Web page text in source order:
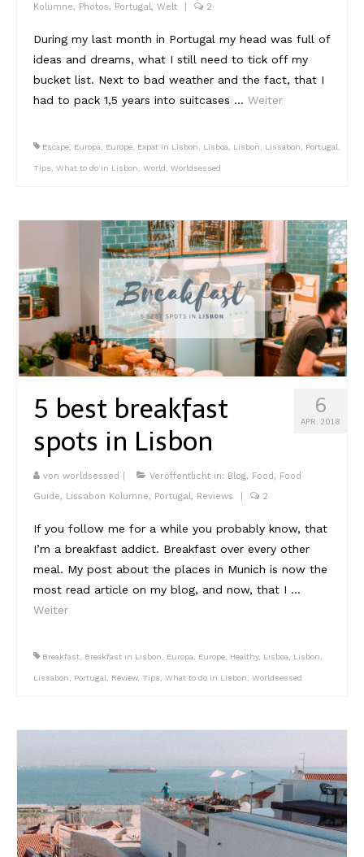
Singapur
Sri Lanka
Taiwan
Vietnam
Südafrika
North Amercia
Die Bahamas
South America
Oceania / Australia
Australien
Middle East
Katar
Reviews
Food
Videos
Tips
Kolumne, Photos, Portugal, Welt 2
During my last month in Portugal my head was full of
ideas and dreams, what I still need to tick off my
bucket list. Next to bad weather and the fact, that I
had to pack 1,5 years into suitcases … Weiter
Escape Europa Europe Expat in Lisbon Lisboa Lisbon Lissabon Portugal
Tips What to do in Lisbon World Worldsessed
6
APR. 2018
5 best breakfast
spots in Lisbon
von worldsessed Veröffentlicht in: Blog, Food, Food
Guide, Lissabon Kolumne, Portugal, Reviews 2
If you follow me for a while you probably know, that
I’m a breakfast addict. Breakfast over every other
meal. My post about the places in Munich is now the
most read article on my blog, and now, that I …
Weiter
Breakfast Breakfast in Lisbon Europa Europe Healthy, Lisboa Lisbon
Lissabon Portugal Review, Tips What to do in Lisbon Worldsessed